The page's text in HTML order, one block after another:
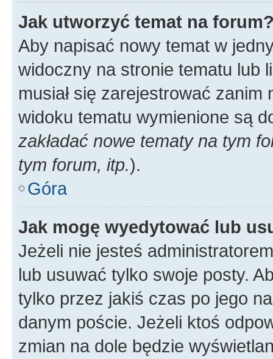
Jak utworzyć temat na
Aby napisać nowy temat w
widoczny na stronie tematu lub
musiał się zarejestrować
widoku tematu wymienione są
zakładać nowe tematy na tym
tym forum, itp.).
Góra
Jak mogę wyedytować lub
Jeżeli nie jesteś
lub usuwać tylko swoje posty.
tylko przez jakiś czas po jego
danym poście. Jeżeli ktoś
zmian na dole będzie